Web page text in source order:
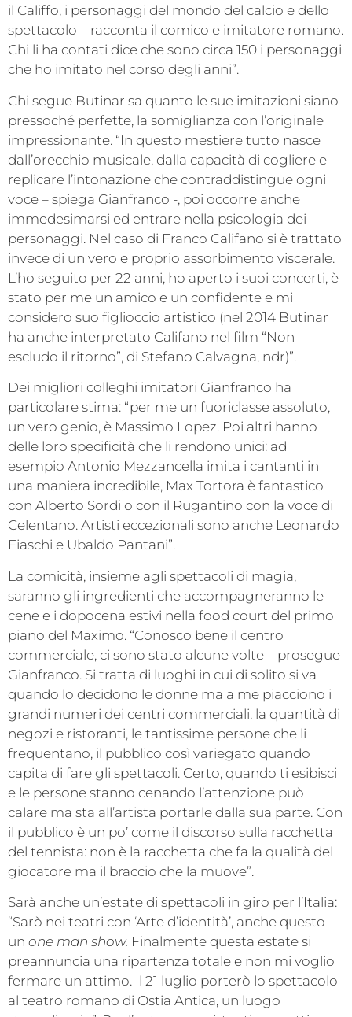
il Califfo, i personaggi del mondo del calcio e dello
spettacolo – racconta il comico e imitatore romano.
Chi li ha contati dice che sono circa 150 i personaggi
che ho imitato nel corso degli anni”.
Chi segue Butinar sa quanto le sue imitazioni siano
pressoché perfette, la somiglianza con l’originale
impressionante. “In questo mestiere tutto nasce
dall’orecchio musicale, dalla capacità di cogliere e
replicare l’intonazione che contraddistingue ogni
voce – spiega Gianfranco -, poi occorre anche
immedesimarsi ed entrare nella psicologia dei
personaggi. Nel caso di Franco Califano si è trattato
invece di un vero e proprio assorbimento viscerale.
L’ho seguito per 22 anni, ho aperto i suoi concerti, è
stato per me un amico e un confidente e mi
considero suo figlioccio artistico (nel 2014 Butinar
ha anche interpretato Califano nel film “Non
escludo il ritorno”, di Stefano Calvagna, ndr)”.
Dei migliori colleghi imitatori Gianfranco ha
particolare stima: “per me un fuoriclasse assoluto,
un vero genio, è Massimo Lopez. Poi altri hanno
delle loro specificità che li rendono unici: ad
esempio Antonio Mezzancella imita i cantanti in
una maniera incredibile, Max Tortora è fantastico
con Alberto Sordi o con il Rugantino con la voce di
Celentano. Artisti eccezionali sono anche Leonardo
Fiaschi e Ubaldo Pantani”.
La comicità, insieme agli spettacoli di magia,
saranno gli ingredienti che accompagneranno le
cene e i dopocena estivi nella food court del primo
piano del Maximo. “Conosco bene il centro
commerciale, ci sono stato alcune volte – prosegue
Gianfranco. Si tratta di luoghi in cui di solito si va
quando lo decidono le donne ma a me piacciono i
grandi numeri dei centri commerciali, la quantità di
negozi e ristoranti, le tantissime persone che li
frequentano, il pubblico così variegato quando
capita di fare gli spettacoli. Certo, quando ti esibisci
e le persone stanno cenando l’attenzione può
calare ma sta all’artista portarle dalla sua parte. Con
il pubblico è un po’ come il discorso sulla racchetta
del tennista: non è la racchetta che fa la qualità del
giocatore ma il braccio che la muove”.
Sarà anche un’estate di spettacoli in giro per l’Italia:
“Sarò nei teatri con ‘Arte d’identità’, anche questo
un one man show. Finalmente questa estate si
preannuncia una ripartenza totale e non mi voglio
fermare un attimo. Il 21 luglio porterò lo spettacolo
al teatro romano di Ostia Antica, un luogo